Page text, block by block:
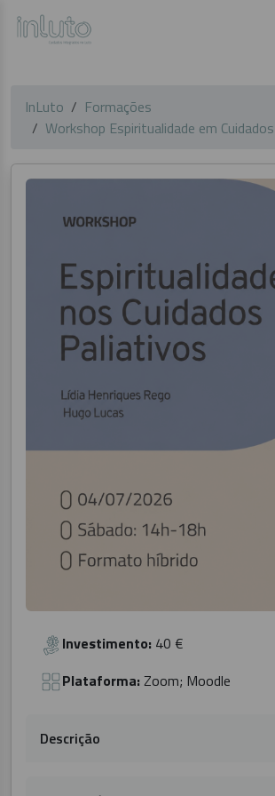
InLuto
Formações
Workshop Espiritualidade em
Investimento: 40 €
Plataforma: Zoom; Moodle
Descrição